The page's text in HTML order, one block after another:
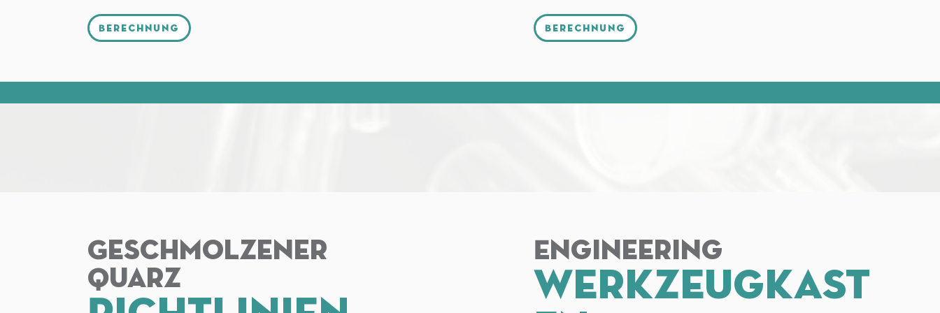
Berechnung Berechnung
Geschmolzener
Quarz
Engineering
Werkzeugkast